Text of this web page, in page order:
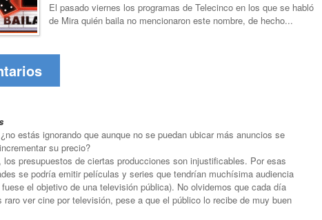
El pasado viernes los programas de Telecinco en los que se habló
de Mira quién baila no mencionaron este nombre, de hecho...
estás ignorando que aunque no se puedan ubicar más anuncios se
su precio?
los presupuestos de ciertas producciones son injustificables. Por esas
se podría emitir películas y series que tendrían muchísima audiencia
el objetivo de una televisión pública). No olvidemos que cada día
raro ver cine por televisión, pese a que el público lo recibe de muy buen